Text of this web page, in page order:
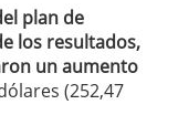
plan de
los resultados,
un aumento
(252,47